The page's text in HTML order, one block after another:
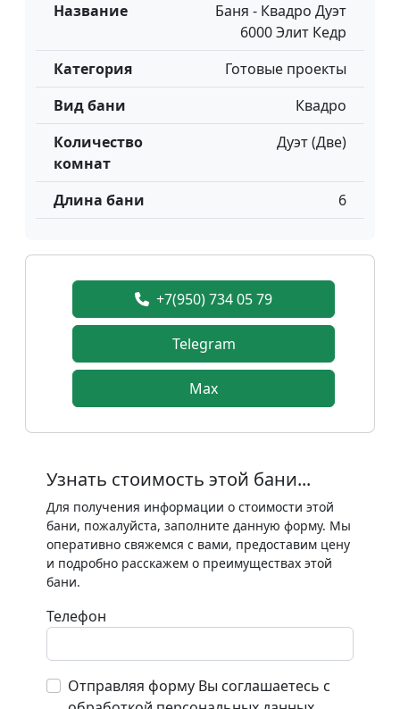
Название
Баня - Квадро Дуэт
6000 Элит Кедр
Категория
Готовые проекты
Вид бани
Квадро
Количество
комнат
Дуэт (Две)
Длина бани 6
+7(950) 734 05 79
Telegram
Max
Узнать стоимость этой бани...
Для получения информации о стоимости этой
бани, пожалуйста, заполните данную форму. Мы
оперативно свяжемся с вами, предоставим цену
и подробно расскажем о преимуществах этой
бани.
Телефон
Отправляя форму Вы соглашаетесь с